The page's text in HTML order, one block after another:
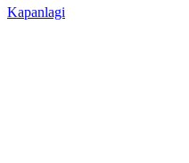
Kapanlagi